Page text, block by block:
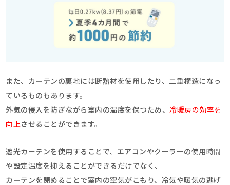
また、カーテンの裏地には断熱材を使用したり、二重構造になっ
ているものもあります。
外気の侵入を防ぎながら室内の温度を保つため、冷暖房の効率を
向上させることができます。
遮光カーテンを使用することで、エアコンやクーラーの使用時間
や設定温度を抑えることができるだけでなく、
カーテンを閉めることで室内の空気がこもり、冷気や暖気の逃げ